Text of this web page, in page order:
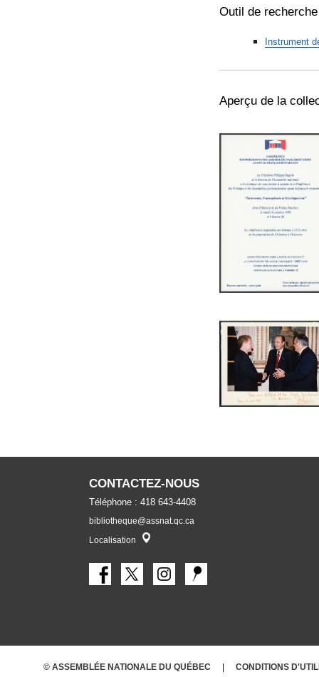
Outil de recherche
Instrument
Aperçu de la
CONTACTEZ-NOUS
Téléphone : 418 643-4408
bibliotheque@assnat.qc.ca
Localisation
© ASSEMBLÉE NATIONALE DU QUÉBEC CONDITIONS